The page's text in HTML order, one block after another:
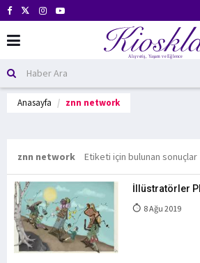
Anasayfa znn network
znn network Etiketi için bulunan sonuçlar
İllüstratörler
8 Ağu 2019